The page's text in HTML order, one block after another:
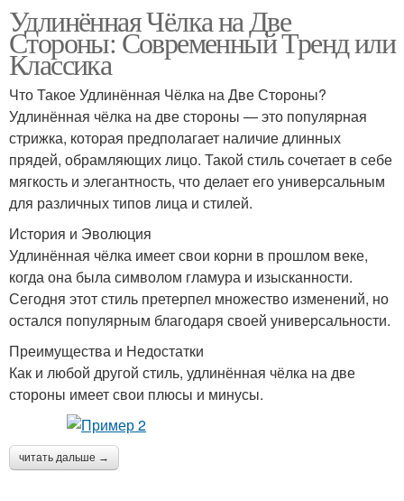
Удлинённая Чёлка на Две
Стороны: Современный Тренд или
Классика
Что Такое Удлинённая Чёлка на Две Стороны?
Удлинённая чёлка на две стороны — это популярная
стрижка, которая предполагает наличие длинных
прядей, обрамляющих лицо. Такой стиль сочетает в себе
мягкость и элегантность, что делает его универсальным
для различных типов лица и стилей.
История и Эволюция
Удлинённая чёлка имеет свои корни в прошлом веке,
когда она была символом гламура и изысканности.
Сегодня этот стиль претерпел множество изменений, но
остался популярным благодаря своей универсальности.
Преимущества и Недостатки
Как и любой другой стиль, удлинённая чёлка на две
стороны имеет свои плюсы и минусы.
читать дальше →